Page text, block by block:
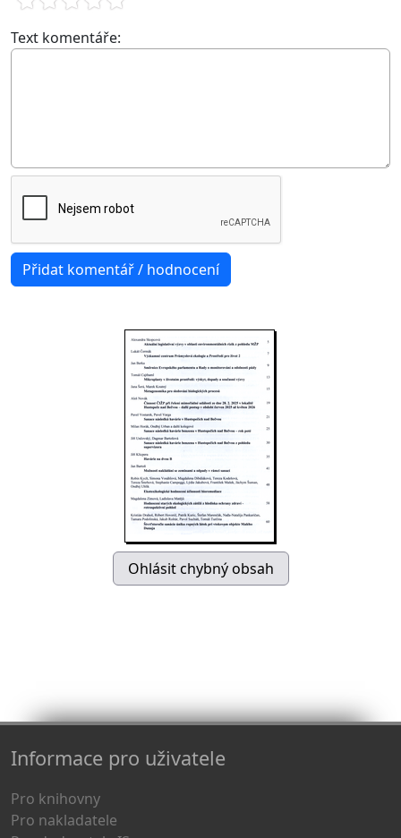
Text komentáře:
Informace pro uživatele
Pro knihovny
Pro nakladatele